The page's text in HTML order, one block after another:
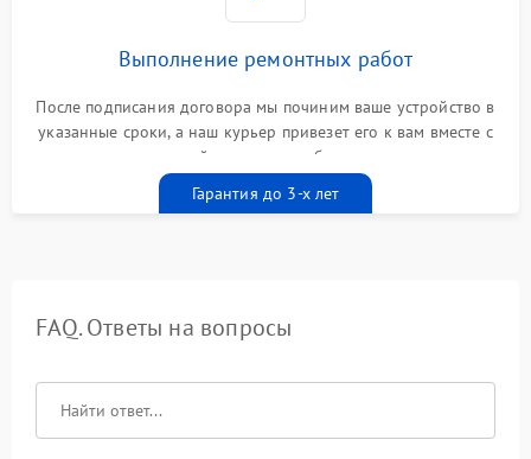
Выполнение ремонтных работ
После подписания договора мы починим ваше устройство в
указанные сроки, а наш курьер привезет его к вам вместе с
гарантийным талоном бесплатно
Гарантия до 3-х лет
FAQ. Ответы на вопросы